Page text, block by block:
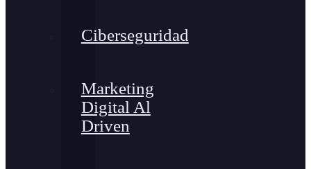
Ciberseguridad
Marketing
Digital Al
Driven